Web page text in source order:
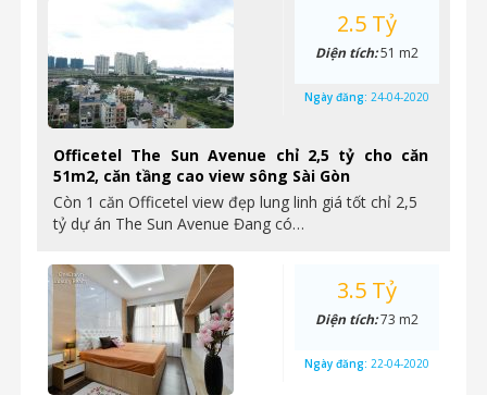
Officetel The Sun Avenue chỉ 2,5 tỷ cho căn
51m2, căn tầng cao view sông Sài Gòn
Còn 1 căn Officetel view đẹp lung linh giá tốt chỉ 2,5
tỷ dự án The Sun Avenue Đang có…
2.5 Tỷ
Diện tích:51 m2
Ngày đăng: 24-04-2020
3.5 Tỷ
Diện tích:73 m2
Ngày đăng: 22-04-2020